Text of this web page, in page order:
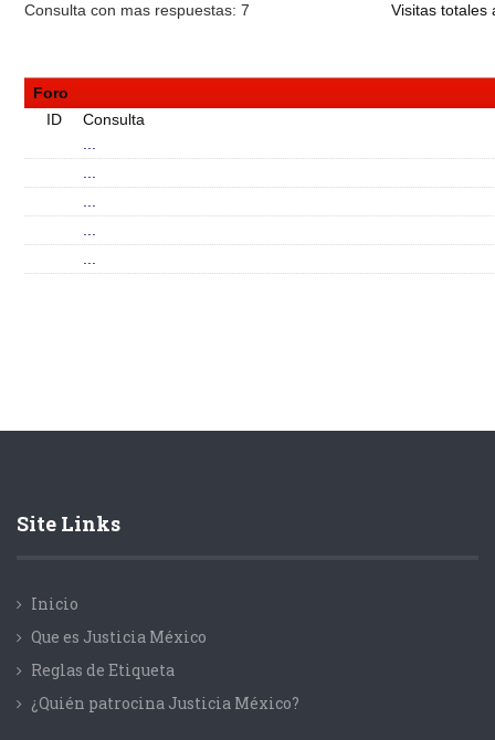
Consulta con mas respuestas: 7
Visitas totales
Foro
ID
Consulta
Site Links
Inicio
Que es Justicia México
Reglas de Etiqueta
¿Quién patrocina Justicia México?